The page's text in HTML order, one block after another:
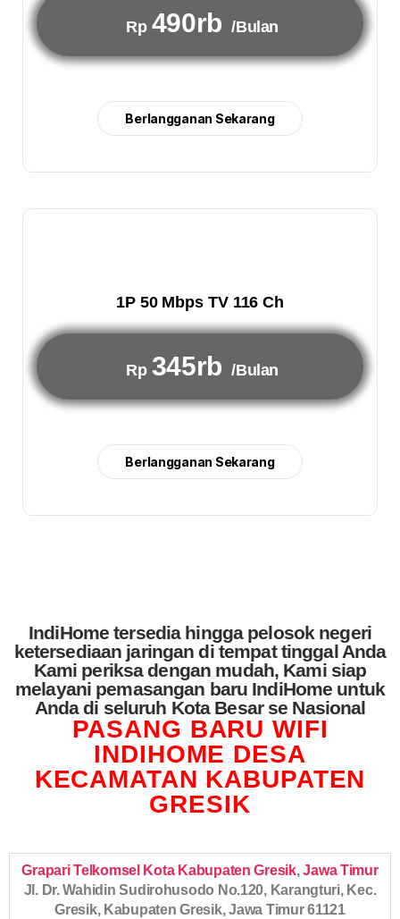
Rp 490rb /Bulan
Berlangganan Sekarang
1P 50 Mbps TV 116 Ch
Rp 345rb /Bulan
Berlangganan Sekarang
IndiHome tersedia hingga pelosok negeri
ketersediaan jaringan di tempat tinggal Anda
Kami periksa dengan mudah, Kami siap
melayani pemasangan baru IndiHome untuk
Anda di seluruh Kota Besar se Nasional
PASANG BARU WIFI
INDIHOME DESA
KECAMATAN KABUPATEN
GRESIK
Grapari Telkomsel Kota Kabupaten Gresik,Jawa Timur
Jl. Dr. Wahidin Sudirohusodo No.120, Karangturi, Kec.
Gresik, Kabupaten Gresik, Jawa Timur 61121